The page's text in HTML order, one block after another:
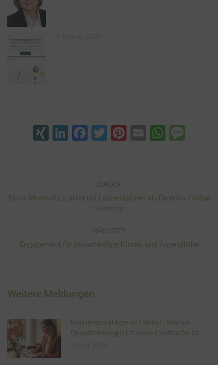
XINGLinkedIn
Facebook
Twitter
Pinterest
Email
ZURÜCK
Vorheriger
Beitrag:
Doris Morawitz startet bei LeitnerLeitner als Director Global
Mobility
NÄCHSTES
Nächster
Engagement für benachteilige Kinder und Jugendliche
Weitere Meldungen
Karrierestrategie im Herbst: Warum
Qualifizierung jetzt reine Chefsache ist